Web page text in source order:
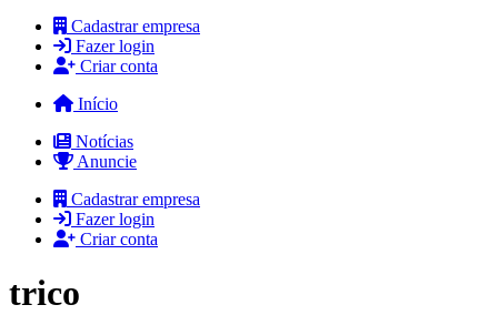
Cadastrar empresa
Fazer login
Criar conta
Início
Notícias
Anuncie
Cadastrar empresa
Fazer login
Criar conta
trico